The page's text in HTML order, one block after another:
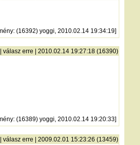
: (16392) yoggi, 2010.02.14 19:34:19]
válasz erre | 2010.02.14 19:27:18 (16390)
: (16389) yoggi, 2010.02.14 19:20:33]
válasz erre | 2009.02.01 15:23:26 (13459)